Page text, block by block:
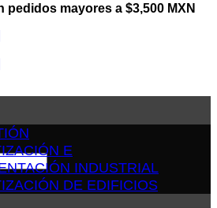
pedidos mayores a $3,500 MXN
E
INDUSTRIAL
DE EDIFICIOS